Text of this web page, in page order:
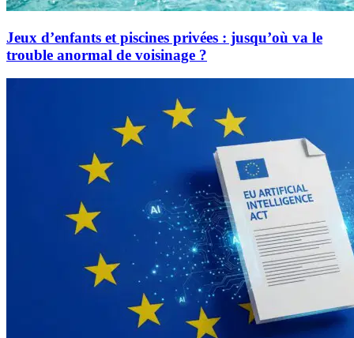
Jeux d’enfants et piscines privées : jusqu’où va le
trouble anormal de voisinage ?